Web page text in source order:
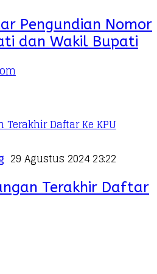
Pengundian Nomor
dan Wakil Bupati
29 Agustus 2024 23:22
Terakhir Daftar